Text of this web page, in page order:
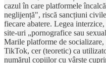
cazul în care platformele
neglijență", riscă sancțiuni
fiecare abatere. Legea
site-uri „pornografice sau
Marile platforme de
TikTok, cer (teoretic) ca
numărul copiilor cu vârste